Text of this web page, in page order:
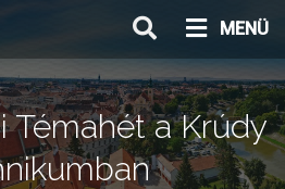
MENÜ
Témahét a Krúdy